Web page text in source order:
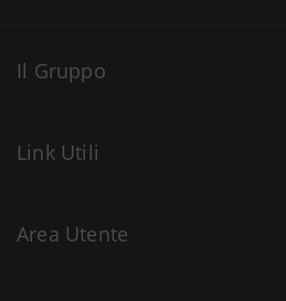
Il Gruppo
Link Utili
Area Utente